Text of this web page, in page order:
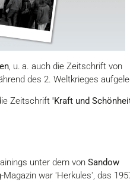
, u. a. auch die Zeitschrift von
des 2. Weltkrieges
Zeitschrift 'Kraft und
unter dem von Sandow
war 'Herkules', das